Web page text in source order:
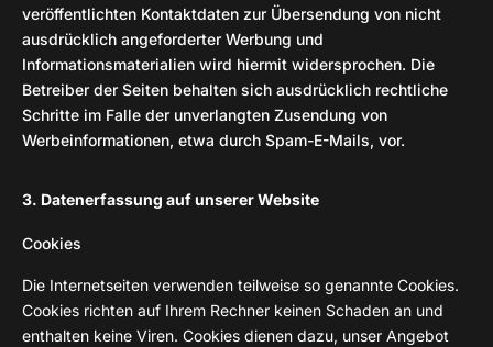
veröffentlichten Kontaktdaten zur Übersendung von nicht
ausdrücklich angeforderter Werbung und
Informationsmaterialien wird hiermit widersprochen. Die
Betreiber der Seiten behalten sich ausdrücklich rechtliche
Schritte im Falle der unverlangten Zusendung von
Werbeinformationen, etwa durch Spam-E-Mails, vor.
3. Datenerfassung auf unserer Website
Cookies
Die Internetseiten verwenden teilweise so genannte Cookies.
Cookies richten auf Ihrem Rechner keinen Schaden an und
enthalten keine Viren. Cookies dienen dazu, unser Angebot